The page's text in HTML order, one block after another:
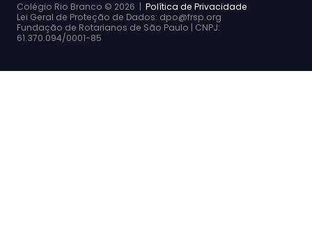
Colégio Rio Branco © 2026 | Política de Privacidade
Lei Geral de Proteção de Dados: dpo@frsp.org
Fundação de Rotarianos de São Paulo | CNPJ:
61.370.094/0001-85